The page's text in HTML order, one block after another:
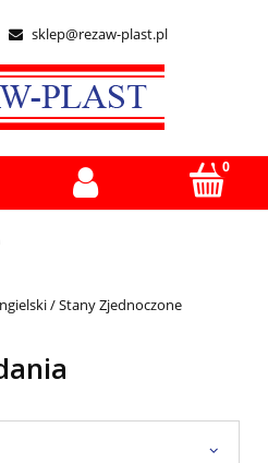
 sklep@rezaw-plast.pl
/ Stany Zjednoczone